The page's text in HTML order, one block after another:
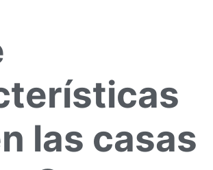
las casas